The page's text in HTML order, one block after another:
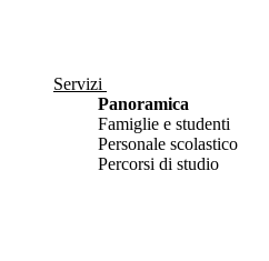
Servizi
Panoramica
Famiglie e studenti
Personale scolastico
Percorsi di studio